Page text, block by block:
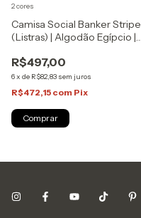
Camisa Social Banker Stripe
(Listras) | Algodão Egípcio |
R$497,00
6x de R$82,83 sem juros
R$472,15 com Pix
2 cores
Comprar